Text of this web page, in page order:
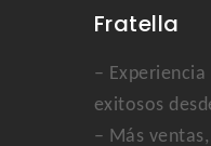
Fratella
–
exitosos
– Más